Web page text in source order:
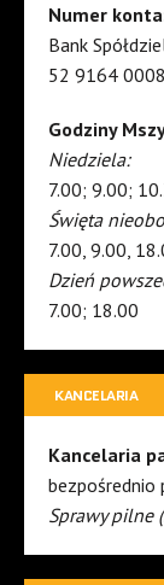
Numer
Bank
52 9164
Godziny
Niedziela:
7.00; 9.00;
Święta
7.00, 9.00,
Dzień
7.00; 18.00
KANCELARIA
Kancelaria
bezpośrednio
Sprawy pilne